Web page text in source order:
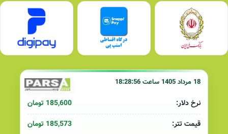
18 مرداد 1405 ساعت 18:28:56
نرخ دلار:
185,600 تومان
قیمت تتر:
185,573 تومان